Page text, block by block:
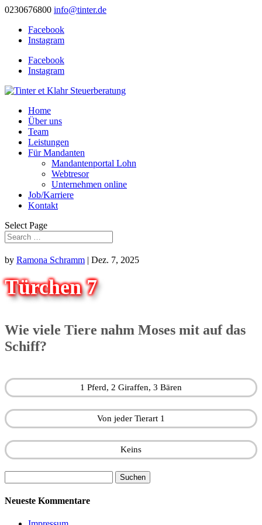
0230676800 info@tinter.de
Facebook
Instagram
Facebook
Instagram
Home
Über uns
Team
Leistungen
Für Mandanten
Mandantenportal Lohn
Webtresor
Unternehmen online
Job/Karriere
Kontakt
Select Page
by Ramona Schramm | Dez. 7, 2025
Türchen 7
Wie viele Tiere nahm Moses mit auf das
Schiff?
1 Pferd, 2 Giraffen, 3 Bären
Von jeder Tierart 1
Keins
nach:
Neueste Kommentare